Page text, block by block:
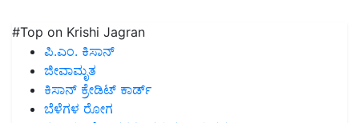
#Top on Krishi Jagran
ಪಿ.ಎಂ. ಕಿಸಾನ್
ಜೀವಾಮೃತ
ಕಿಸಾನ್ ಕ್ರೇಡಿಟ್ ಕಾರ್ಡ್
ಬೆಳೆಗಳ ರೋಗ